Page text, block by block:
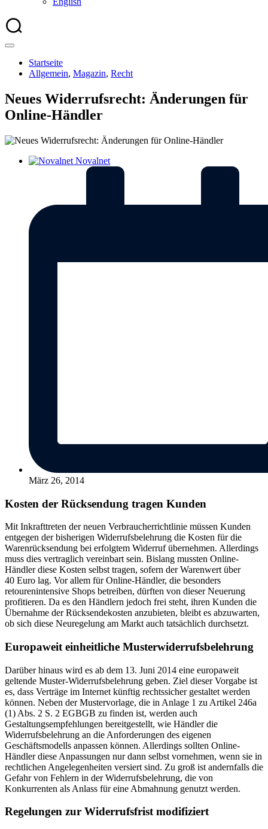
Startseite
Allgemein, Magazin, Recht
Neues Widerrufsrecht: Änderungen für
Online-Händler
Novalnet
März 26, 2014
Kosten der Rücksendung tragen Kunden
Mit Inkrafttreten der neuen Verbraucherrichtlinie müssen Kunden
entgegen der bisherigen Widerrufsbelehrung die Kosten für die
Warenrücksendung bei erfolgtem Widerruf übernehmen. Allerdings
muss dies vertraglich vereinbart sein. Bislang mussten Online-
Händler diese Kosten selbst tragen, sofern der Warenwert über
40 Euro lag. Vor allem für Online-Händler, die besonders
retourenintensive Shops betreiben, dürften von dieser Neuerung
profitieren. Da es den Händlern jedoch frei steht, ihren Kunden die
Übernahme der Rücksendekosten anzubieten, bleibt es abzuwarten,
ob sich diese Neuregelung am Markt auch tatsächlich durchsetzt.
Europaweit einheitliche Musterwiderrufsbelehrung
Darüber hinaus wird es ab dem 13. Juni 2014 eine europaweit
geltende Muster-Widerrufsbelehrung geben. Ziel dieser Vorgabe ist
es, dass Verträge im Internet künftig rechtssicher gestaltet werden
können. Neben der Mustervorlage, die in Anlage 1 zu Artikel 246a
(1) Abs. 2 S. 2 EGBGB zu finden ist, werden auch
Gestaltungsempfehlungen bereitgestellt, wie Händler die
Widerrufsbelehrung an die Anforderungen des eigenen
Geschäftsmodells anpassen können. Allerdings sollten Online-
Händler diese Anpassungen nur dann selbst vornehmen, wenn sie in
rechtlichen Angelegenheiten versiert sind. Zu groß ist andernfalls die
Gefahr von Fehlern in der Widerrufsbelehrung, die von
Konkurrenten als Anlass für eine Abmahnung genutzt werden.
Regelungen zur Widerrufsfrist modifiziert